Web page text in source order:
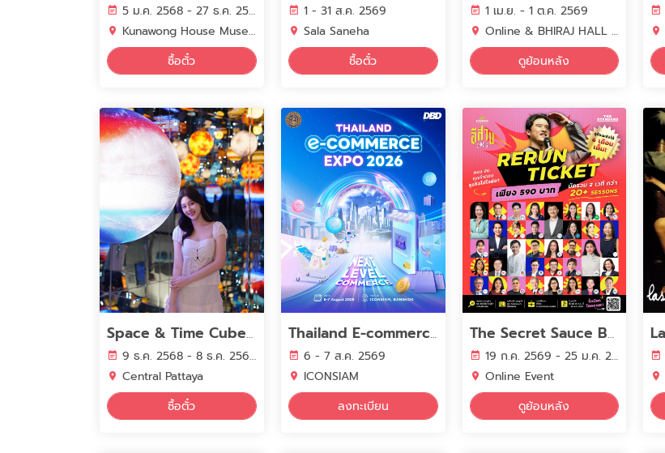
5 ม.ค. 2568 - 27 ธ.ค. 2569
Kunawong House Museum
ซื้อตั๋ว
1 - 31 ส.ค. 2569
Sala Saneha
ซื้อตั๋ว
1 เม.ย. - 1 ต.ค. 2569
Online & BHIRAJ HALL 1-3 (2ND FLOOR) BITEC BANGNA
ดูย้อนหลัง
Space & Time Cube Pattaya
9 ธ.ค. 2568 - 8 ธ.ค. 2569
Central Pattaya
ซื้อตั๋ว
Thailand E-commerce Expo 2026
6 - 7 ส.ค. 2569
ICONSIAM
ลงทะเบียน
The Secret Sauce Business Weekend อีสาน 2026
19 ก.ค. 2569 - 25 ม.ค. 2570
Online Event
ดูย้อนหลัง